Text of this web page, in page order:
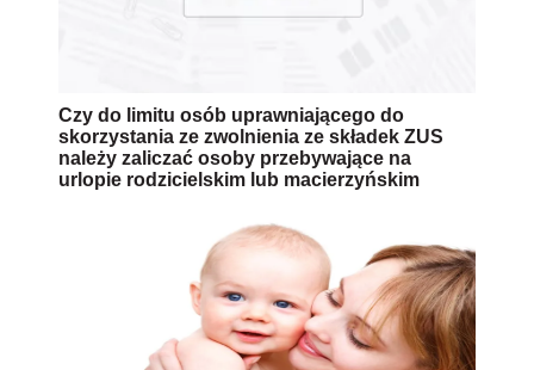
Czy do limitu osób uprawniającego do
skorzystania ze zwolnienia ze składek ZUS
należy zaliczać osoby przebywające na
urlopie rodzicielskim lub macierzyńskim